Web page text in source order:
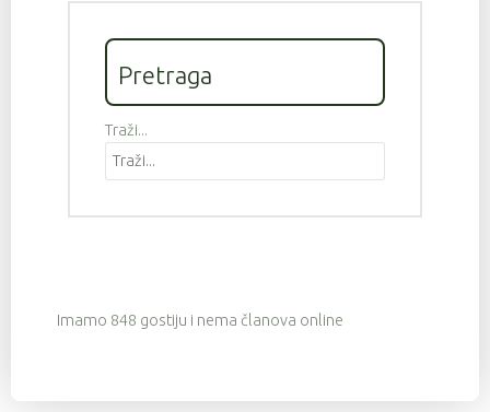
Pretraga
Traži...
Imamo 848 gostiju i nema članova online